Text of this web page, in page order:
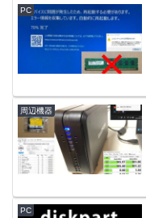
PC
周辺機器
PC